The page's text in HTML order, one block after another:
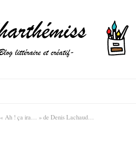
« Ah ! ça ira… » de Denis Lachaud…